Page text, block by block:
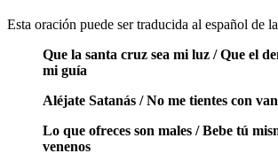
Esta oración puede ser traducida al español de
Que la santa cruz sea mi luz / Que el
mi guía
Aléjate Satanás / No me tientes con
Lo que ofreces son males / Bebe tú
venenos